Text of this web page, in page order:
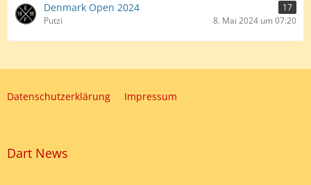
Denmark Open 2024
17
Putzi
8. Mai 2024 um 07:20
Datenschutzerklärung Impressum
Dart News